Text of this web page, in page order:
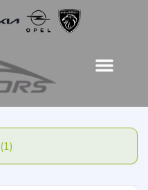
Filter (1)